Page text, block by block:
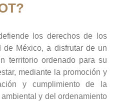
los derechos de los
de México, a disfrutar de un
territorio ordenado para su
mediante la promoción y
y cumplimiento de la
y del ordenamiento